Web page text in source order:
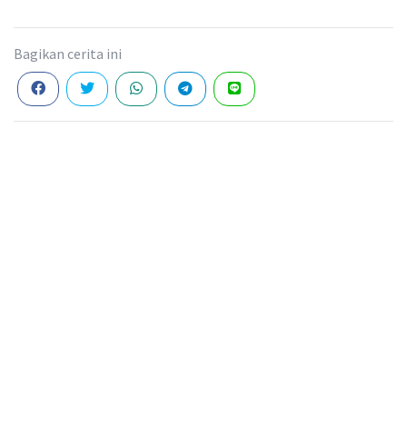
Bagikan cerita ini